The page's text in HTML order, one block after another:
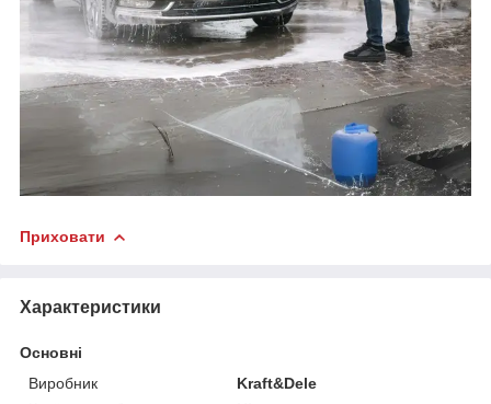
Приховати
Характеристики
Основні
Виробник
Kraft&Dele